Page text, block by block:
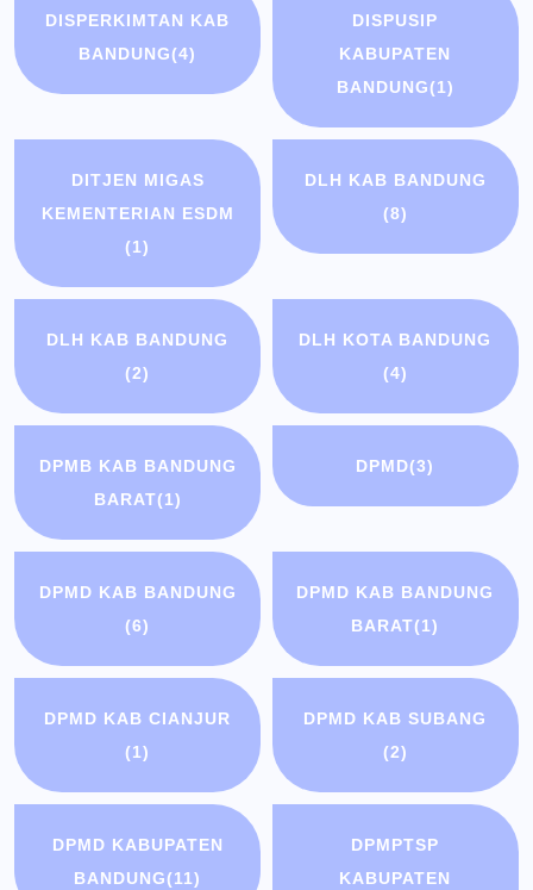
DISPERKIMTAN KAB
BANDUNG(4)
DISPUSIP
KABUPATEN
BANDUNG(1)
DITJEN MIGAS
KEMENTERIAN ESDM
(1)
DLH KAB BANDUNG
(8)
DLH KAB BANDUNG
(2)
DLH KOTA BANDUNG
(4)
DPMB KAB BANDUNG
BARAT(1)
DPMD(3)
DPMD KAB BANDUNG
(6)
DPMD KAB BANDUNG
BARAT(1)
DPMD KAB CIANJUR
(1)
DPMD KAB SUBANG
(2)
DPMD KABUPATEN
BANDUNG(11)
DPMPTSP
KABUPATEN